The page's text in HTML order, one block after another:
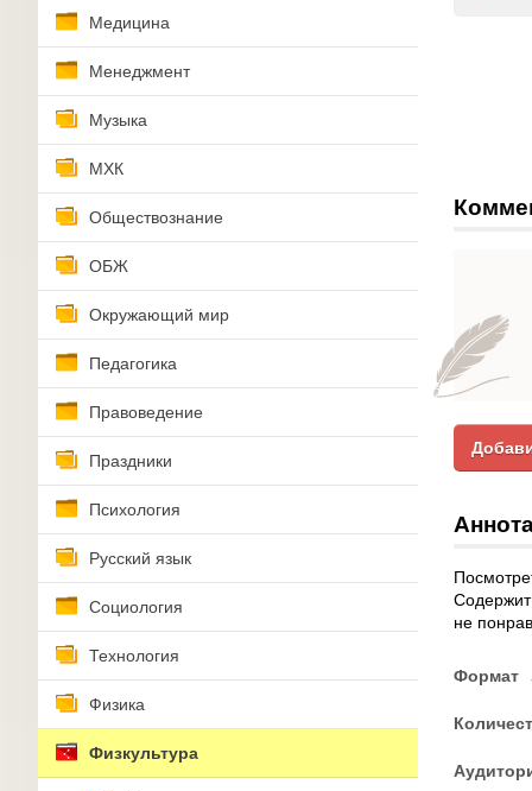
Медицина
Менеджмент
Музыка
МХК
Обществознание
ОБЖ
Окружающий мир
Педагогика
Правоведение
Праздники
Психология
Русский язык
Социология
Технология
Физика
Физкультура
Содержит
не
Формат